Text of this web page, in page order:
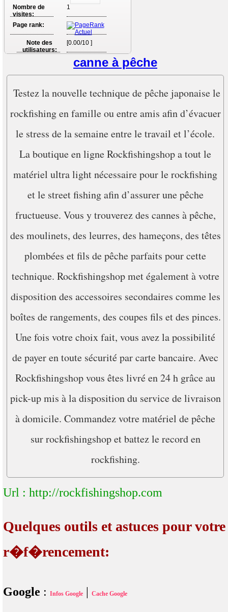
Nombre de
visites:
1
Page rank:
Note des
utilisateurs:
[0.00/10 ]
canne à pêche
Testez la nouvelle technique de pêche japonaise le
rockfishing en famille ou entre amis afin d’évacuer
le stress de la semaine entre le travail et l’école.
La boutique en ligne Rockfishingshop a tout le
matériel ultra light nécessaire pour le rockfishing
et le street fishing afin d’assurer une pêche
fructueuse. Vous y trouverez des cannes à pêche,
des moulinets, des leurres, des hameçons, des têtes
plombées et fils de pêche parfaits pour cette
technique. Rockfishingshop met également à votre
disposition des accessoires secondaires comme les
boîtes de rangements, des coupes fils et des pinces.
Une fois votre choix fait, vous avez la possibilité
de payer en toute sécurité par carte bancaire. Avec
Rockfishingshop vous êtes livré en 24 h grâce au
pick-up mis à la disposition du service de livraison
à domicile. Commandez votre matériel de pêche
sur rockfishingshop et battez le record en
rockfishing.
Url : http://rockfishingshop.com
Quelques outils et astuces pour votre
r�f�rencement:
Google : Infos Google Cache Google